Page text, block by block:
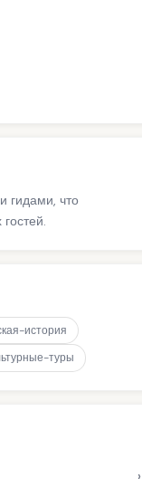
гидами, что
история
туры
›